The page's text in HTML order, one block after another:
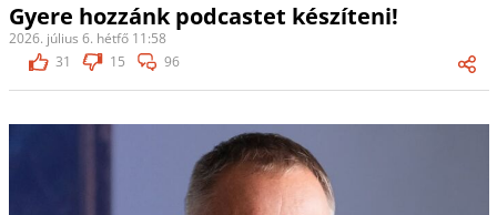
Gyere hozzánk podcastet készíteni!
2026. július 6. hétfő 11:58
31
15 96